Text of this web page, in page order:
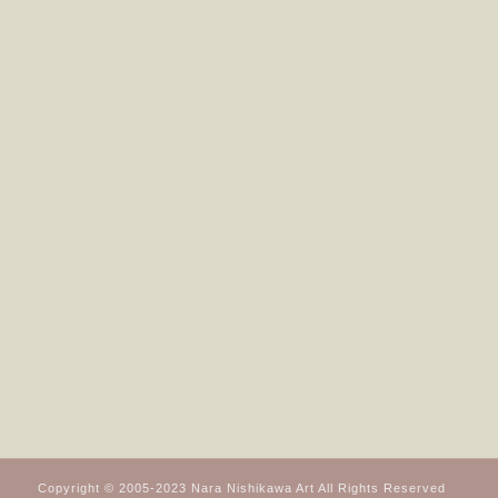
Copyright © 2005-2023 Nara Nishikawa Art All Rights Reserved